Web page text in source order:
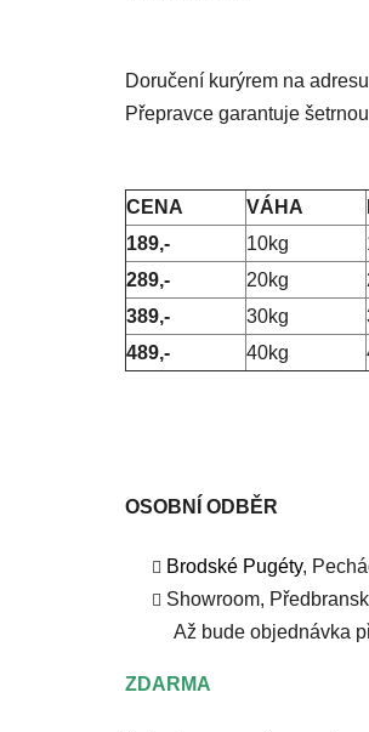
Doručení kurýrem na
Přepravce garantuje
CENA VÁHA
189,-
10kg
289,-
20kg
389,-
30kg
489,-
40kg
OSOBNÍ ODBĚR
Brodské Pugéty,
Showroom,
Až bude objednávka
ZDARMA